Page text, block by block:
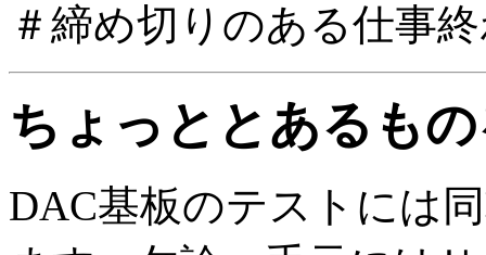
＃締め切りのある仕事
ちょっととあるも
DAC基板のテストには